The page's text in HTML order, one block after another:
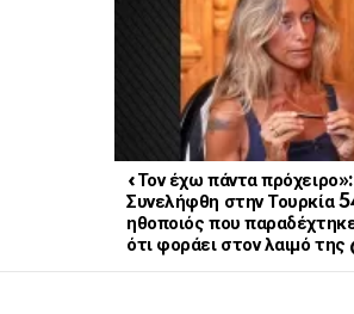
«Τον έχω πάντα πρόχειρο»:
Συνελήφθη στην Τουρκία
ηθοποιός που
ότι φοράει στον λαιμό της